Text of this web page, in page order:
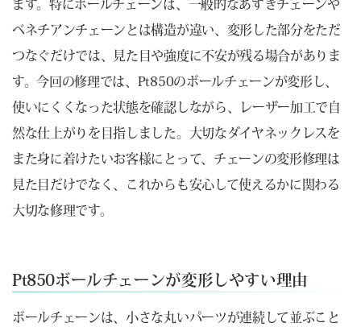
ます。特にボールチェーンは、一般的なあずきチェーンや
ベネチアンチェーンとは構造が違い、変形した部分をただ
つなぐだけでは、見た目や強度に不安が残る場合がありま
す。今回の修理では、Pt850のボールチェーンが変形し、
使いにくくなった状態を確認しながら、レーザー加工で自
然な仕上がりを目指しました。大切なダイヤネックレスを
また身に着けたいお客様にとって、チェーンの変形修理は
見た目だけでなく、これからも安心して使えるかに関わる
大切な修理です。
Pt850ボールチェーンが変形しやすい理由
ボールチェーンは、小さな丸いパーツが連続して並ぶこと